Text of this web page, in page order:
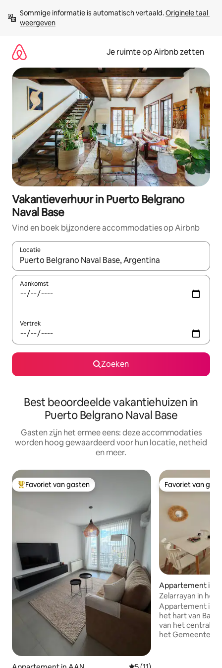
direct
naar
Sommige informatie is automatisch vertaald. Originele taal
weergeven
Je ruimte op Airbnb zetten
Vakantieverhuur in Puerto Belgrano
Naval Base
Vind en boek bijzondere accommodaties op Airbnb
Locatie
Wanneer er suggesties beschikbaar zijn, maak je een keuze
Aankomst
Vertrek
Zoeken
Best beoordeelde vakantiehuizen in
Puerto Belgrano Naval Base
Gasten zijn het ermee eens: deze accommodaties
worden hoog gewaardeerd voor hun locatie, netheid
en meer.
Topfavoriet van gasten
Favoriet van gasten Favoriet van
Favoriet van
Appartement in
Zelarrayan in het
voorzieningen
Appartement in
het hart van
van het centrale plein. Een half
het Gemeentelijk